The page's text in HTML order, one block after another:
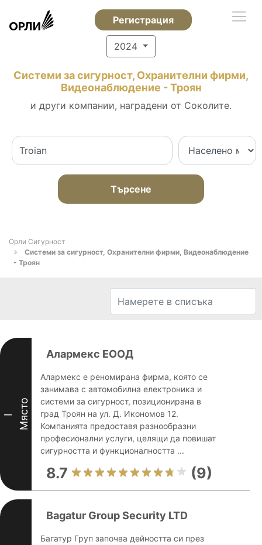
Регистрация
2024
Системи за сигурност, Охранителни фирми,
Видеонаблюдение - Троян
и други компании, наградени от Соколите.
Търсене
Орли Сигурност
Системи за сигурност, Охранителни фирми, Видеонаблюдение
- Троян
I Място
Алармекс ЕООД
Алармекс е реномирана фирма, която се
занимава с автомобилна електроника и
системи за сигурност, позиционирана в
град Троян на ул. Д. Икономов 12.
Компанията предоставя разнообразни
професионални услуги, целящи да повишат
сигурността и функционалността ...
8.7 (9)
Bagatur Group Security LTD
Багатур Груп започва дейността си през